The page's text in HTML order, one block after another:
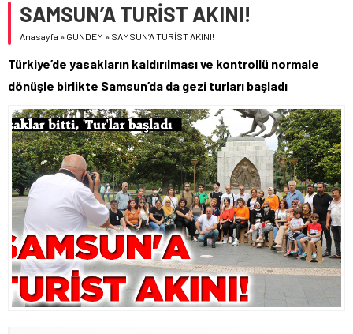
YÖNETİCİ SEÇERKEN YAPILAN EN BÜYÜK HATALAR
13.779,39
DOLAR
55,1881
SAMSUN’A TURİST AKINI!
Anasayfa » GÜNDEM » SAMSUN’A TURİST AKINI!
Türkiye’de yasakların kaldırılması ve kontrollü normale
dönüşle birlikte Samsun’da da gezi turları başladı